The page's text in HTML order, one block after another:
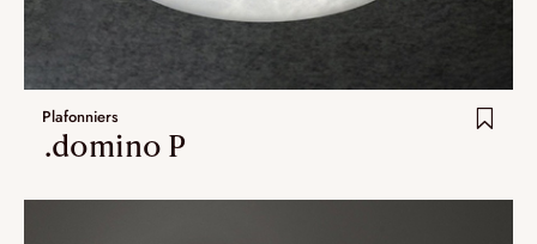
Plafonniers
.domino P